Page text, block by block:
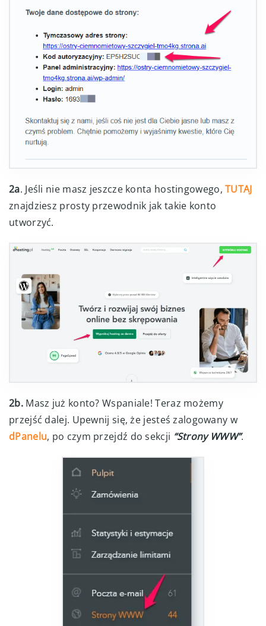
2a. Jeśli nie masz jeszcze konta hostingowego,TUTAJ
znajdziesz prosty przewodnik jak takie konto
utworzyć.
2b.Masz już konto? Wspaniale! Teraz możemy
przejść dalej. Upewnij się, że jesteś zalogowany w
dPanelu, po czym przejdź do sekcji “Strony WWW”.